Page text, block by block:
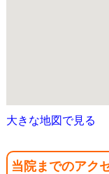
大きな地図で見る
当院までのアク